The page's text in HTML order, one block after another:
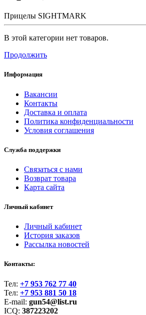
Прицелы SIGHTMARK
В этой категории нет товаров.
Продолжить
Информация
Вакансии
Контакты
Доставка и оплата
Политика конфиденциальности
Условия соглашения
Служба поддержки
Связаться с нами
Возврат товара
Карта сайта
Личный кабинет
Личный кабинет
История заказов
Рассылка новостей
Контакты:
Тел: +7 953 762 77 40
Тел: +7 953 881 50 18
E-mail: gun54@list.ru
ICQ: 387223202